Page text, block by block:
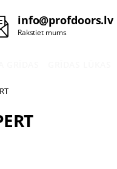
info@profdoors.lv
Rakstiet mums